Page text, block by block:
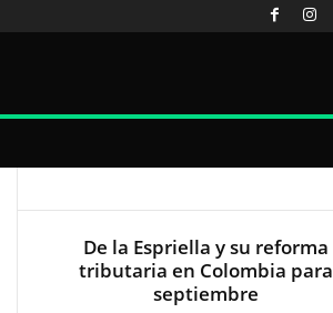
De la Espriella y su reforma
tributaria en Colombia para
septiembre